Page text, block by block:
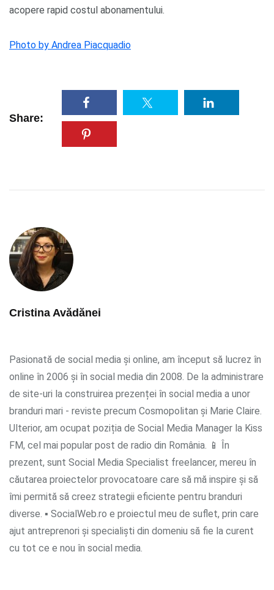
acopere rapid costul abonamentului.
Photo by Andrea Piacquadio
Share:
Cristina Avădănei
Pasionată de social media și online, am început să lucrez în
online în 2006 și în social media din 2008. De la administrare
de site-uri la construirea prezenței în social media a unor
branduri mari - reviste precum Cosmopolitan și Marie Claire.
Ulterior, am ocupat poziția de Social Media Manager la Kiss
FM, cel mai popular post de radio din România. 📱 În
prezent, sunt Social Media Specialist freelancer, mereu în
căutarea proiectelor provocatoare care să mă inspire și să
îmi permită să creez strategii eficiente pentru branduri
diverse. ▪ SocialWeb.ro e proiectul meu de suflet, prin care
ajut antreprenori și specialiști din domeniu să fie la curent
cu tot ce e nou în social media.